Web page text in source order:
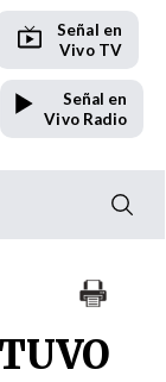
Señal en
Vivo TV
Señal en
Vivo Radio